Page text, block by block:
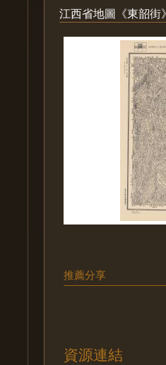
江西省地圖《東韶街》
推薦分享
資源連結